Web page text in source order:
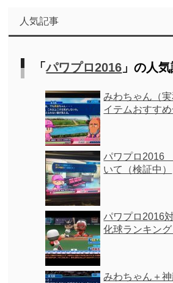
人気記事
「パワプロ2016 」の人
みわちゃん（
イテムおすす
パワプロ2016
いて（検証中）
パワプロ2016
化球ランキング
みわちゃん＋